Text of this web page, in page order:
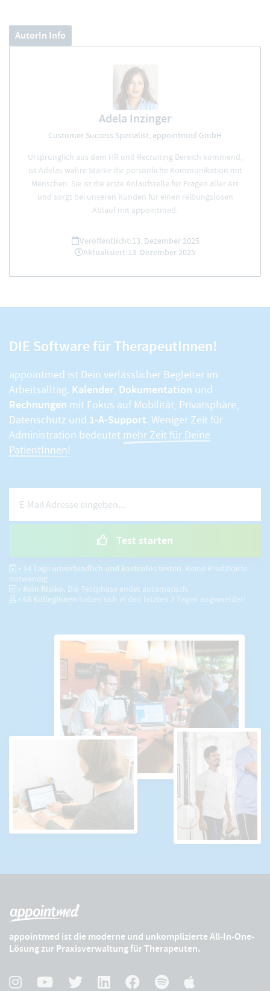
AutorIn Info
Adela Inzinger
Customer Success Specialist, appointmed GmbH
Ursprünglich aus dem HR und Recruiting Bereich kommend,
ist Adelas wahre Stärke die persönliche Kommunikation mit
Menschen. Sie ist die erste Anlaufstelle für Fragen aller Art
und sorgt bei unseren Kunden für einen reibungslosen
Ablauf mit appointmed.
Veröffentlicht:13. Dezember 2025
Aktualisiert:13. Dezember 2025
DIE Software für TherapeutInnen!
appointmed ist Dein verlässlicher Begleiter im
Arbeitsalltag. Kalender, Dokumentation und
Rechnungen mit Fokus auf Mobilität, Privatsphäre,
Datenschutz und 1-A-Support. Weniger Zeit für
Administration bedeutet mehr Zeit für Deine
PatientInnen!
Test starten
• 14 Tage unverbindlich und kostenlos testen. Keine Kreditkarte
notwendig.
• Kein Risiko. Die Testphase endet automatisch.
• 68 KollegInnen haben sich in den letzten 7 Tagen angemeldet!
appointmed ist die moderne und unkomplizierte All-In-One-
Lösung zur Praxisverwaltung für Therapeuten.